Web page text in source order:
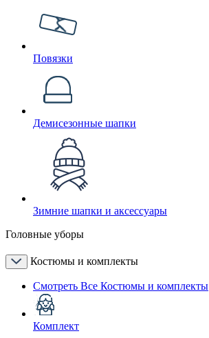
Повязки
Демисезонные шапки
Зимние шапки и аксессуары
Головные уборы
Костюмы и комплекты
Смотреть Все Костюмы и комплекты
Комплект